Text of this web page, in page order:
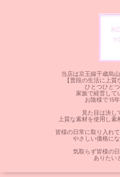
当店は京王線千歳烏
【普段の生活に上
ひとつひと
家族で経営して
お陰様で15
見た目は決し
上質な素材を使用し素
皆様の日常に取り入れ
やさしい価格に
気取らず皆様の
ありたい